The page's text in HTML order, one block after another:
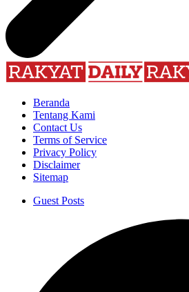
Beranda
Tentang Kami
Contact Us
Terms of Service
Privacy Policy
Disclaimer
Sitemap
Guest Posts